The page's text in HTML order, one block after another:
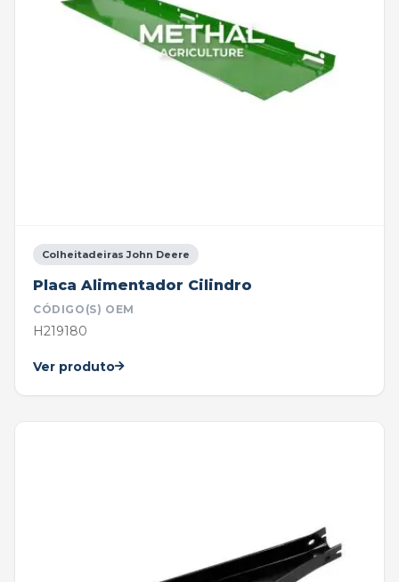
Colheitadeiras John Deere
Placa Alimentador Cilindro
CÓDIGO(S) OEM
H219180
Ver produto